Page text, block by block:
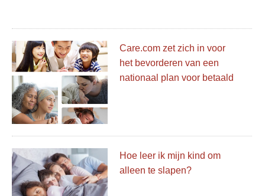
Care.com zet zich in voor
het bevorderen van een
nationaal plan voor betaald
Hoe leer ik mijn kind om
alleen te slapen?